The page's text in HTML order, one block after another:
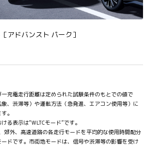
アドバンスト パーク］
充電走行距離は定められた試験条件のもとでの値で
、渋滞等）や運転方法（急発進、エアコン使用等）に
。
る表示は“WLTCモード”です。
郊外、高速道路の各走行モードを平均的な使用時間配分
ドです。市街地モードは、信号や渋滞等の影響を受け